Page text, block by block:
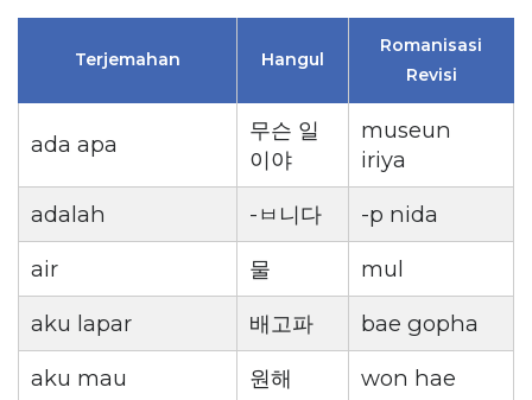
Terjemahan Hangul
Romanisasi
Revisi
ada apa
무슨 일
이야
museun
iriya
adalah
-ㅂ니다
-p nida
air
물
mul
aku lapar
배고파
bae gopha
aku mau
원해
won hae